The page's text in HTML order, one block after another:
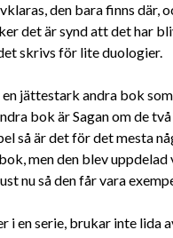
den bara finns där,
det är synd att det har
skrivs för lite duologier.
jättestark andra bok
bok är Sagan om de
så är det för det mesta
men den blev
nu så den får vara
en serie, brukar inte lida